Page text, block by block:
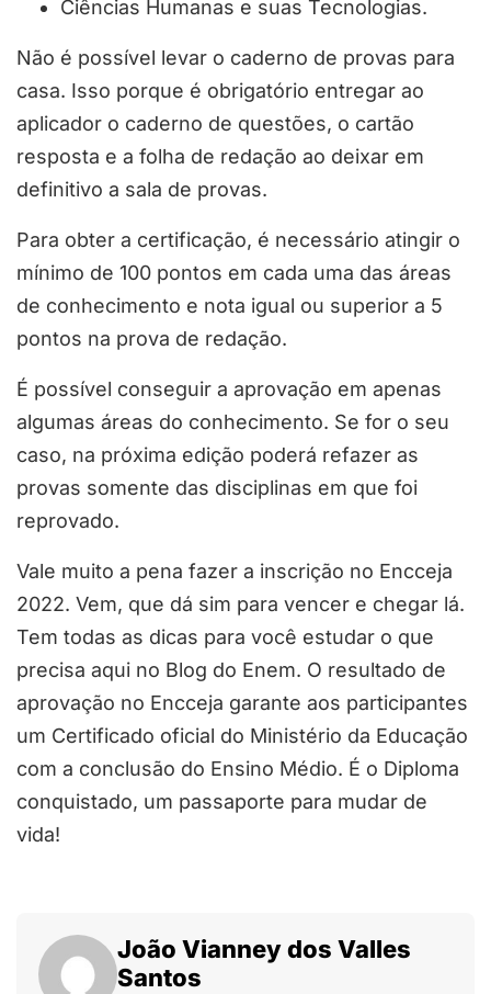
Ciências Humanas e suas Tecnologias.
Não é possível levar o caderno de provas para
casa. Isso porque é obrigatório entregar ao
aplicador o caderno de questões, o cartão
resposta e a folha de redação ao deixar em
definitivo a sala de provas.
Para obter a certificação, é necessário atingir o
mínimo de 100 pontos em cada uma das áreas
de conhecimento e nota igual ou superior a 5
pontos na prova de redação.
É possível conseguir a aprovação em apenas
algumas áreas do conhecimento. Se for o seu
caso, na próxima edição poderá refazer as
provas somente das disciplinas em que foi
reprovado.
Vale muito a pena fazer a inscrição no Encceja
2022. Vem, que dá sim para vencer e chegar lá.
Tem todas as dicas para você estudar o que
precisa aqui no Blog do Enem. O resultado de
aprovação no Encceja garante aos participantes
um Certificado oficial do Ministério da Educação
com a conclusão do Ensino Médio. É o Diploma
conquistado, um passaporte para mudar de
vida!
João Vianney dos Valles
Santos